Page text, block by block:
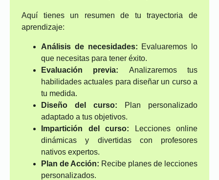
Aquí tienes un resumen de tu trayectoria de
aprendizaje:
Análisis de necesidades: Evaluaremos lo
que necesitas para tener éxito.
Evaluación previa: Analizaremos tus
habilidades actuales para diseñar un curso a
tu medida.
Diseño del curso: Plan personalizado
adaptado a tus objetivos.
Impartición del curso: Lecciones online
dinámicas y divertidas con profesores
nativos expertos.
Plan de Acción: Recibe planes de lecciones
personalizados.